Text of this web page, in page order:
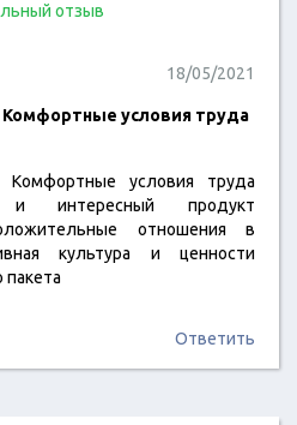
отзыв
18/05/2021
Комфортные условия труда
Комфортные условия труда
интересный продукт
отношения в
культура и ценности
пакета
Ответить